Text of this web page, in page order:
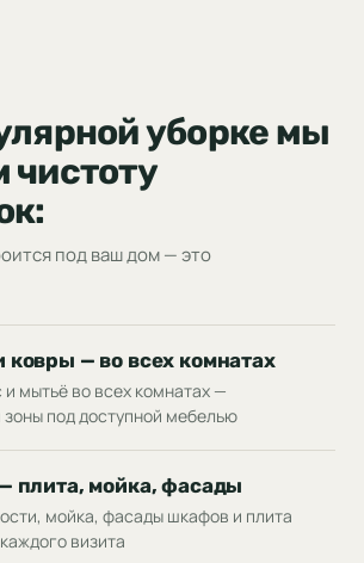
уборке мы
чистоту
под ваш дом — это
ковры — во всех комнатах
мытьё во всех комнатах —
под доступной мебелью
плита, мойка, фасады
мойка, фасады шкафов и плита
визита